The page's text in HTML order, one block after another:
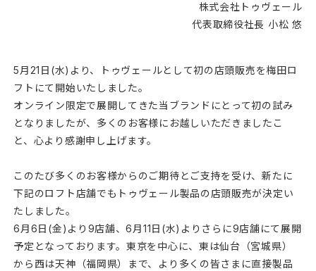
株式会社トゥヴェール
代表取締役社長 小松 悠
5月21日(水)より、トゥヴェールとして初の店頭販売を梅田ロ
フトにて開始いたしました。
オンライン限定で展開してきた当ブランドにとって初の試み
となりましたが、多くのお客様にお越しいただきましたこ
と、心より感謝申し上げます。
このたび多くのお客様からのご期待とご支持を受け、新たに
下記のロフト店舗でもトゥヴェール製品の店頭販売が決定い
たしました。
6月6日(金)より9店舗、6月11日(水)よりさらに9店舗にて展開
予定となっております。東京を中心に、東は仙台（宮城県）
から西は天神（福岡県）まで、より多くの皆さまに直接製品